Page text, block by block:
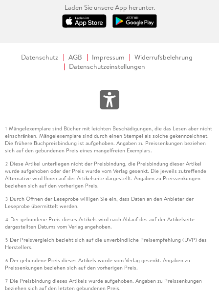
Laden Sie unsere App herunter.
Datenschutz AGB Impressum
Widerrufsbelehrung
Datenschutzeinstellungen
1 Mängelexemplare sind Bücher mit leichten Beschädigungen, die das Lesen aber nicht
einschränken. Mängelexemplare sind durch einen Stempel als solche gekennzeichnet.
Die frühere Buchpreisbindung ist aufgehoben. Angaben zu Preissenkungen beziehen
sich auf den gebundenen Preis eines mangelfreien Exemplars.
2 Diese Artikel unterliegen nicht der Preisbindung, die Preisbindung dieser Artikel
wurde aufgehoben oder der Preis wurde vom Verlag gesenkt. Die jeweils zutreffende
Alternative wird Ihnen auf der Artikelseite dargestellt. Angaben zu Preissenkungen
beziehen sich auf den vorherigen Preis.
3 Durch Öffnen der Leseprobe willigen Sie ein, dass Daten an den Anbieter der
Leseprobe übermittelt werden.
4 Der gebundene Preis dieses Artikels wird nach Ablauf des auf der Artikelseite
dargestellten Datums vom Verlag angehoben.
5 Der Preisvergleich bezieht sich auf die unverbindliche Preisempfehlung (UVP) des
Herstellers.
6 Der gebundene Preis dieses Artikels wurde vom Verlag gesenkt. Angaben zu
Preissenkungen beziehen sich auf den vorherigen Preis.
7 Die Preisbindung dieses Artikels wurde aufgehoben. Angaben zu Preissenkungen
beziehen sich auf den letzten gebundenen Preis.